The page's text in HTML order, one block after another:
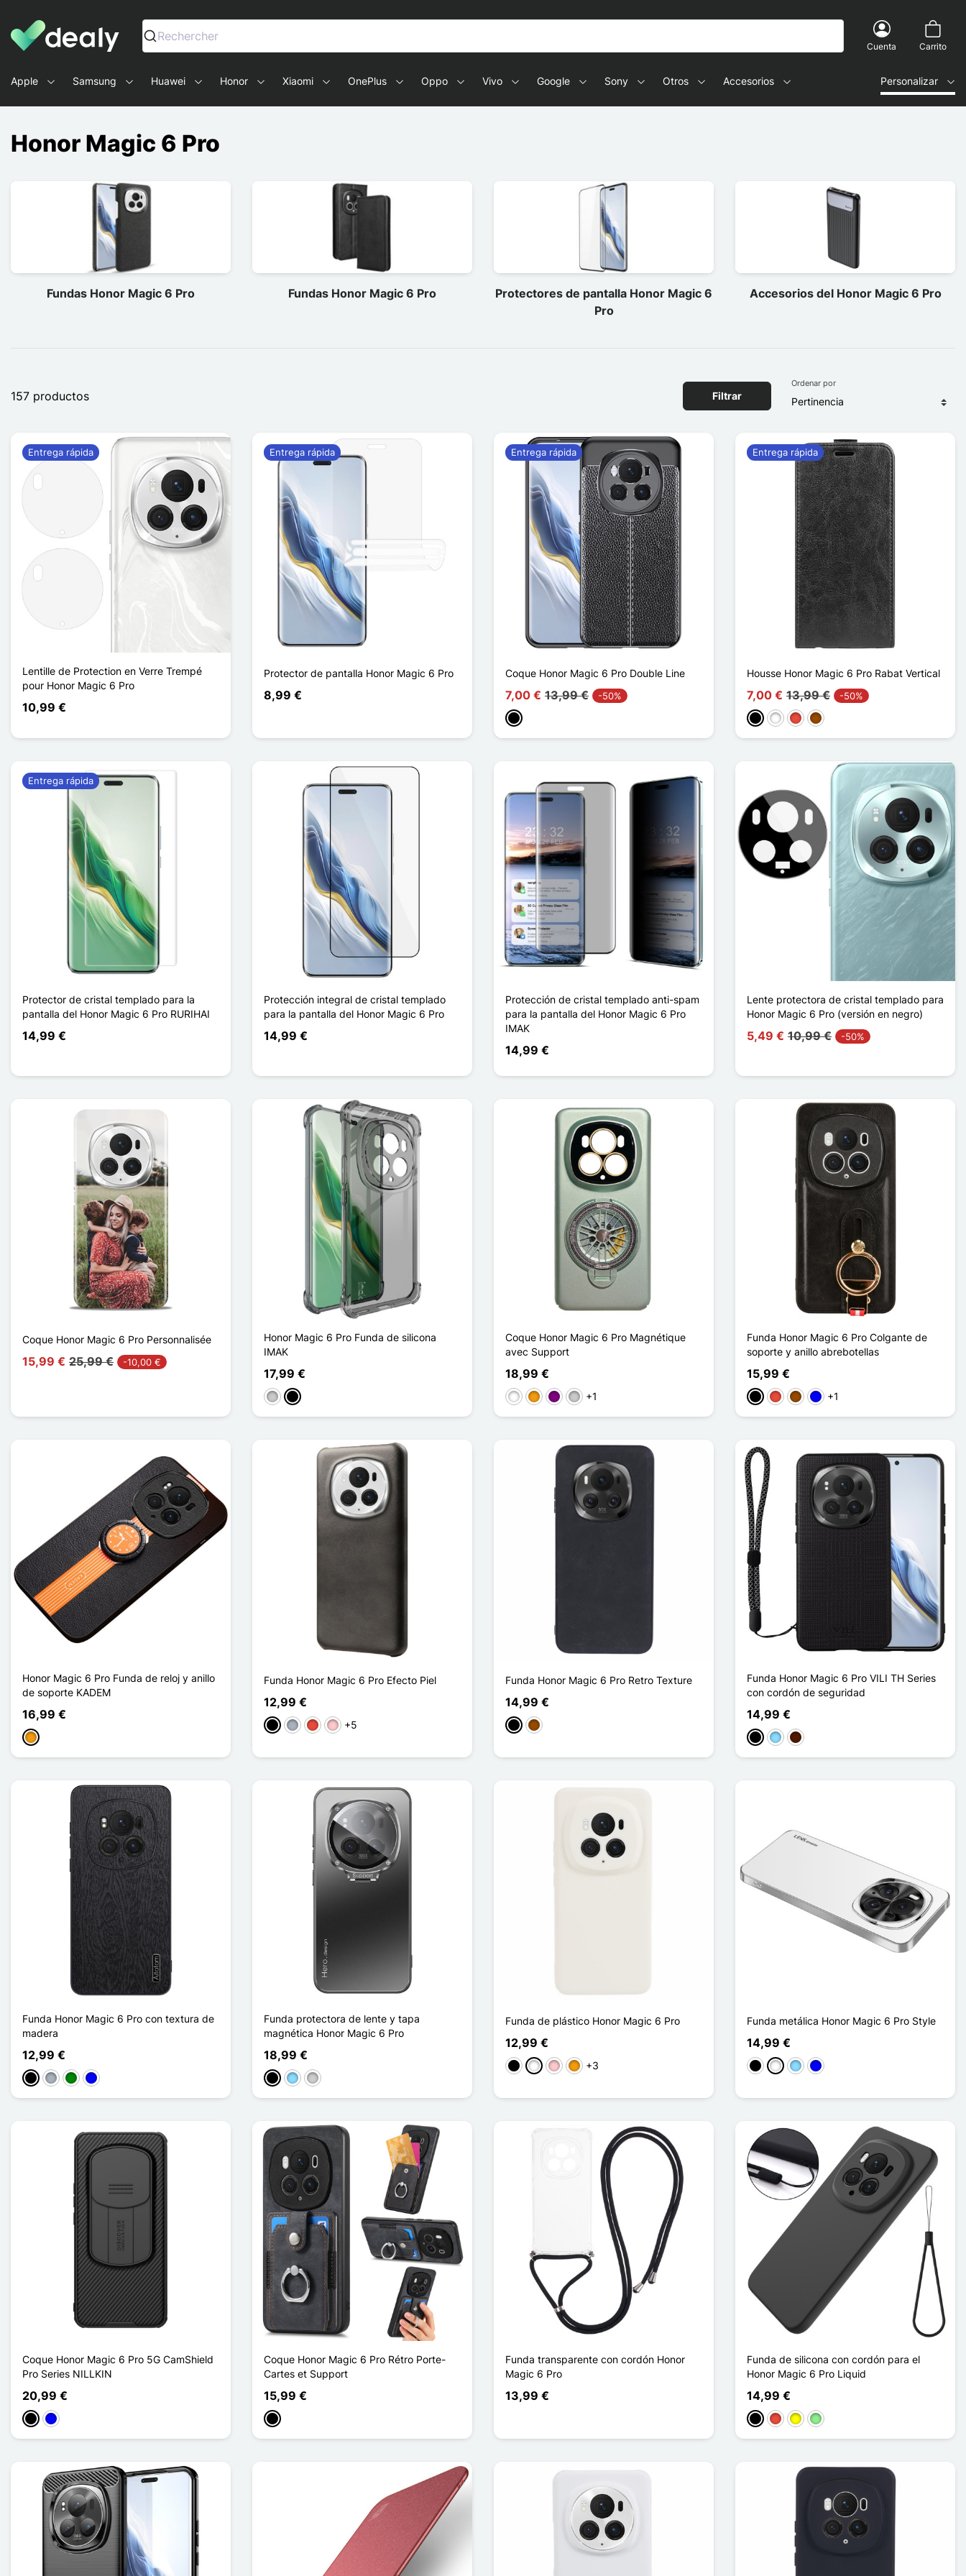
Dealy - Fundas y accesorios para smartphones y tablets
Rechercher
Cuenta Carrito
Apple Samsung Huawei Honor Xiaomi OnePlus Oppo Vivo Google Sony Otros Accesorios Personalizar
Honor Magic 6 Pro
Fundas Honor Magic 6 Pro Fundas Honor Magic 6 Pro
Protectores de pantalla Honor Magic 6
Pro
Accesorios del Honor Magic 6 Pro
157 productos Filtrar
Ordenar por
Lentille de Protection en Verre Trempé
pour Honor Magic 6 Pro
10,99 €
Entrega rápida
Protector de pantalla Honor Magic 6 Pro
8,99 €
Entrega rápida
Coque Honor Magic 6 Pro Double Line
7,00 € 13,99 € -50%
Negro
Entrega rápida
Housse Honor Magic 6 Pro Rabat Vertical
7,00 € 13,99 € -50%
NegroBlancoRojoMarrón
Entrega rápida
Protector de cristal templado para la
pantalla del Honor Magic 6 Pro RURIHAI
14,99 €
Entrega rápida
Protección integral de cristal templado
para la pantalla del Honor Magic 6 Pro
14,99 €
Protección de cristal templado anti-spam
para la pantalla del Honor Magic 6 Pro
IMAK
14,99 €
Lente protectora de cristal templado para
Honor Magic 6 Pro (versión en negro)
5,49 € 10,99 € -50%
Coque Honor Magic 6 Pro Personnalisée
15,99 € 25,99 € -10,00 €
Honor Magic 6 Pro Funda de silicona
IMAK
17,99 €
Transparente
Noir Transparent
Coque Honor Magic 6 Pro Magnétique
avec Support
18,99 €
BlancoNaranjaPúrpuraTransparente
+1
Funda Honor Magic 6 Pro Colgante de
soporte y anillo abrebotellas
15,99 €
NegroRojoMarrón
Azul+1
Honor Magic 6 Pro Funda de reloj y anillo
de soporte KADEM
16,99 €
Naranja
Funda Honor Magic 6 Pro Efecto Piel
12,99 €
NegroGris RojoRosa+5
Funda Honor Magic 6 Pro Retro Texture
14,99 €
NegroMarrón
Funda Honor Magic 6 Pro VILI TH Series
con cordón de seguridad
14,99 €
NegroAzul claroMarrón oscuro
Funda Honor Magic 6 Pro con textura de
madera
12,99 €
NegroGris VerdeAzul
Funda protectora de lente y tapa
magnética Honor Magic 6 Pro
18,99 €
NegroAzul claro
Plata
Funda de plástico Honor Magic 6 Pro
12,99 €
NegroBlancoRosaNaranja
+3
Funda metálica Honor Magic 6 Pro Style
14,99 €
NegroBlancoAzul claro
Azul
Coque Honor Magic 6 Pro 5G CamShield
Pro Series NILLKIN
20,99 €
NegroAzul
Coque Honor Magic 6 Pro Rétro Porte-
Cartes et Support
15,99 €
Negro
Funda transparente con cordón Honor
Magic 6 Pro
13,99 €
Funda de silicona con cordón para el
Honor Magic 6 Pro Liquid
14,99 €
NegroRojoAmarilloVerde claro